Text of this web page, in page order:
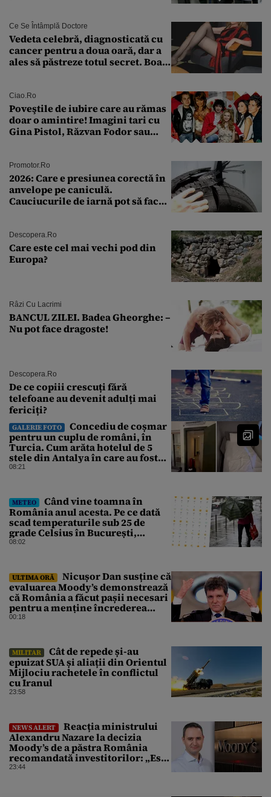
Ce Se Întâmplă Doctore
Vedeta celebră, diagnosticată cu
cancer pentru a doua oară, dar a
ales să păstreze totul secret. Boala
Ciao.ro
Poveştile de iubire care au rămas
doar o amintire! Imagini tari cu
Gina Pistol, Răzvan Fodor sau
Promotor.ro
2026: Care e presiunea corectă în
anvelope pe caniculă.
Cauciucurile de iarnă pot să facă
Descopera.ro
Care este cel mai vechi pod din
Europa?
Râzi Cu Lacrimi
BANCUL ZILEI. Badea Gheorghe: –
Nu pot face dragoste!
Descopera.ro
De ce copiii crescuți fără
telefoane au devenit adulți mai
fericiți?
GALERIE FOTO
Concediu de coșmar
pentru un cuplu de români, în
Turcia. Cum arăta hotelul de 5
stele din Antalya în care au fost
cazați
08:21
METEO
Când vine toamna în
România anul acesta. Pe ce dată
scad temperaturile sub 25 de
grade Celsius în București,
potrivit meteorologilor
08:02
ULTIMA ORĂ
Nicușor Dan susține că
evaluarea Moody’s demonstrează
că România a făcut pașii necesari
pentru a menține încrederea
investitorilor: „Totuși,
00:18
MILITAR
Cât de repede și-au
epuizat SUA și aliații din Orientul
Mijlociu rachetele în conflictul
cu Iranul
23:58
NEWS ALERT
Reacția ministrului
Alexandru Nazare la decizia
Moody’s de a păstra România
recomandată investitorilor: „Este
un răgaz, dar în niciun caz un
23:44